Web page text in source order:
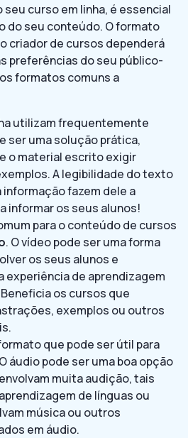
curso em linha, é essencial
do seu conteúdo. O formato
criador de cursos dependerá
preferências do seu público-
formatos comuns a
utilizam frequentemente
ser uma solução prática,
o material escrito exigir
A legibilidade do texto
informação fazem dele a
informar os seus alunos!
para o conteúdo de cursos
. O vídeo pode ser uma forma
os seus alunos e
experiência de aprendizagem
os cursos que
exemplos ou outros
que pode ser útil para
áudio pode ser uma boa opção
muita audição, tais
de línguas ou
música ou outros
em áudio.